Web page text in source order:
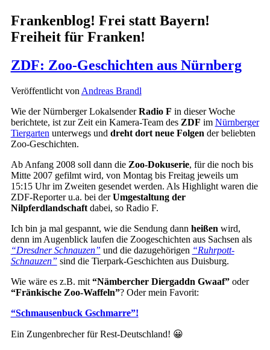
Frankenblog! Frei statt Bayern!
Freiheit für Franken!
ZDF: Zoo-Geschichten aus Nürnberg
Veröffentlicht von Andreas Brandl
Wie der Nürnberger LokalsenderRadio F in dieser Woche
berichtete, ist zur Zeit ein Kamera-Team des ZDF im Nürnberger
Tiergarten unterwegs und dreht dort neue Folgen der beliebten
Zoo-Geschichten.
Ab Anfang 2008 soll dann die Zoo-Dokuserie, für die noch bis
Mitte 2007 gefilmt wird, von Montag bis Freitag jeweils um
15:15 Uhr im Zweiten gesendet werden. Als Highlight waren die
ZDF-Reporter u.a. bei derUmgestaltung der
Nilpferdlandschaftdabei, so Radio F.
Ich bin ja mal gespannt, wie die Sendung dann heißen wird,
denn im Augenblick laufen die Zoogeschichten aus Sachsen als
“Dresdner Schnauzen” und die dazugehörigen “Ruhrpott-
Schnauzen” sind die Tierpark-Geschichten aus Duisburg.
Wie wäre es z.B. mit “Nämbercher Diergaddn Gwaaf”oder
“Fränkische Zoo-Waffeln”? Oder mein Favorit:
“Schmausenbuck Gschmarre”!
Ein Zungenbrecher für Rest-Deutschland! 😀